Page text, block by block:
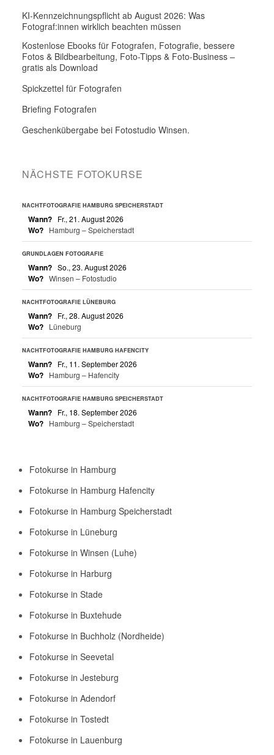
KI-Kennzeichnungspflicht ab August 2026: Was
Fotograf:innen wirklich beachten müssen
Kostenlose Ebooks für Fotografen, Fotografie, bessere
Fotos & Bildbearbeitung, Foto-Tipps & Foto-Business –
gratis als Download
Spickzettel für Fotografen
Briefing Fotografen
Geschenkübergabe bei Fotostudio Winsen.
NÄCHSTE FOTOKURSE
NACHTFOTOGRAFIE HAMBURG SPEICHERSTADT
Wann? Fr., 21. August 2026
Wo? Hamburg – Speicherstadt
GRUNDLAGEN FOTOGRAFIE
Wann? So., 23. August 2026
Wo? Winsen – Fotostudio
NACHTFOTOGRAFIE LÜNEBURG
Wann? Fr., 28. August 2026
Wo? Lüneburg
NACHTFOTOGRAFIE HAMBURG HAFENCITY
Wann? Fr., 11. September 2026
Wo? Hamburg – Hafencity
NACHTFOTOGRAFIE HAMBURG SPEICHERSTADT
Wann? Fr., 18. September 2026
Wo? Hamburg – Speicherstadt
Fotokurse in Hamburg
Fotokurse in Hamburg Hafencity
Fotokurse in Hamburg Speicherstadt
Fotokurse in Lüneburg
Fotokurse in Winsen (Luhe)
Fotokurse in Harburg
Fotokurse in Stade
Fotokurse in Buxtehude
Fotokurse in Buchholz (Nordheide)
Fotokurse in Seevetal
Fotokurse in Jesteburg
Fotokurse in Adendorf
Fotokurse in Tostedt
Fotokurse in Lauenburg